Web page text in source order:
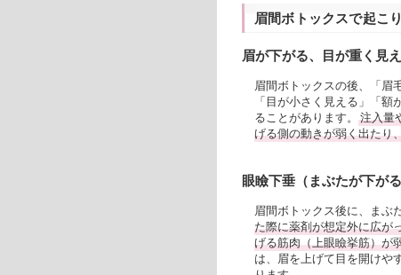
眉間ボトックスで起こ
眉が下がる、目が重く見
眉間ボトックスの後、「眉
「目が小さく見える」「
ることがあります。
注入量
げる側の動きが弱く出たり
眼瞼下垂（まぶたが下が
眉間ボトックス後に、まぶ
た際に薬剤が想定外に広が
げる筋肉（上眼瞼挙筋）が
は、眉を上げて目を開けや